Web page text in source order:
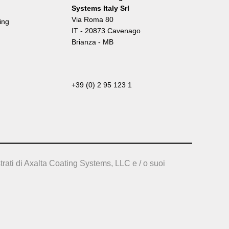
Systems Italy Srl
Via Roma 80
IT - 20873 Cavenago
Brianza - MB
+39 (0) 2 95 123 1
di Axalta Coating Systems, LLC e / o suoi